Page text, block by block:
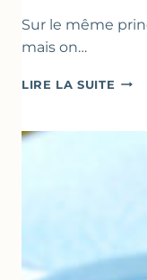
Sur le même
mais on…
LIRE LA SUITE
À